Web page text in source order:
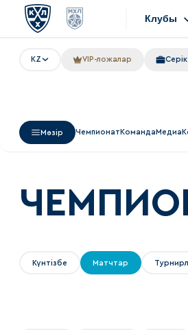
Клубы
ХК
KZ VIP-ложалар
Мәзір Чемпионат КомандаМедиа
Күнтізбе Матчтар